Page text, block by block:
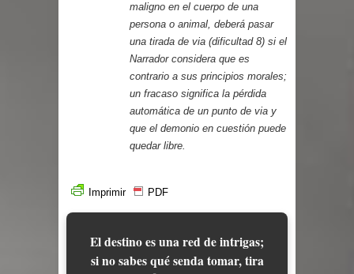
maligno en el cuerpo de una
persona o animal, deberá pasar
una tirada de via (dificultad 8) si el
Narrador considera que es
contrario a sus principios morales;
un fracaso significa la pérdida
automática de un punto de via y
que el demonio en cuestión puede
quedar libre.
Imprimir PDF
El destino es una red de intrigas;
si no sabes qué senda tomar, tira